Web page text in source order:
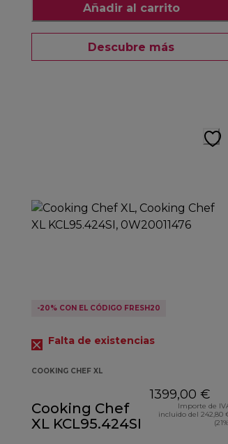
Añadir al carrito
Descubre más
-20% CON EL CÓDIGO FRESH20
Falta de existencias
COOKING CHEF XL
Cooking Chef
XL KCL95.424SI
1399,00 €
Importe de
incluido del 242,80